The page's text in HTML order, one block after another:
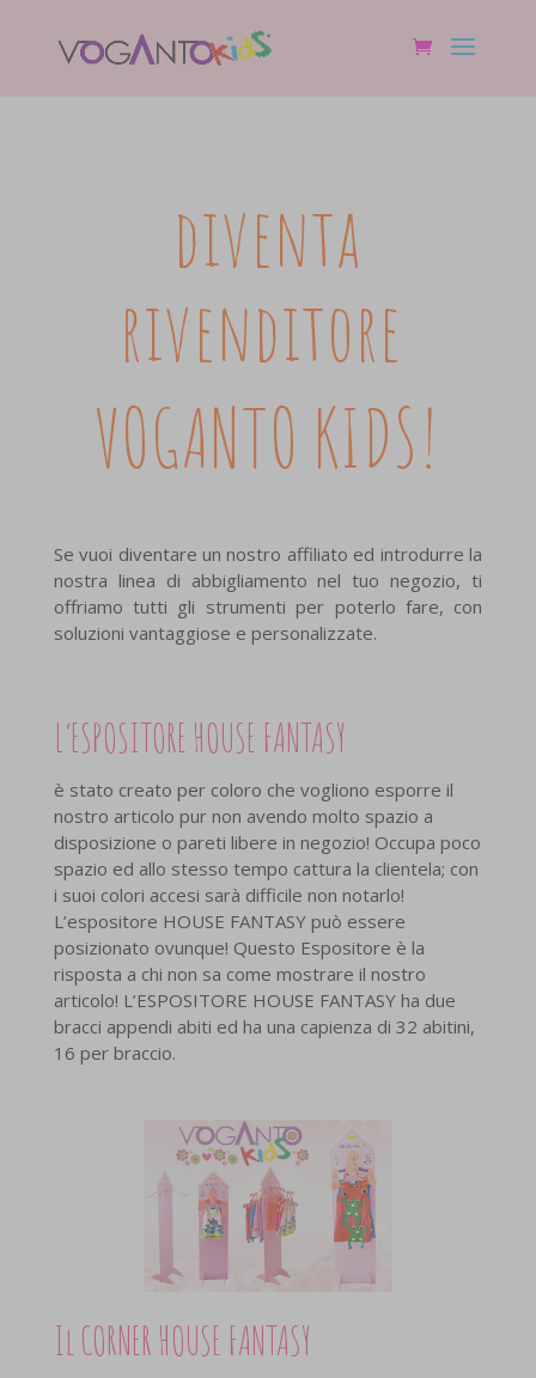
diventa
rivenditore
VOGANTO KIDS!
Se vuoi diventare un nostro affiliato ed introdurre la
nostra linea di abbigliamento nel tuo negozio, ti
offriamo tutti gli strumenti per poterlo fare, con
soluzioni vantaggiose e personalizzate.
L’ESPOSITORE HOUSE FANTASY
è stato creato per coloro che vogliono esporre il
nostro articolo pur non avendo molto spazio a
disposizione o pareti libere in negozio! Occupa poco
spazio ed allo stesso tempo cattura la clientela; con
i suoi colori accesi sarà difficile non notarlo!
L’espositore HOUSE FANTASY può essere
posizionato ovunque! Questo Espositore è la
risposta a chi non sa come mostrare il nostro
articolo! L’ESPOSITORE HOUSE FANTASY ha due
bracci appendi abiti ed ha una capienza di 32 abitini,
16 per braccio.
Il CORNER HOUSE FANTASY